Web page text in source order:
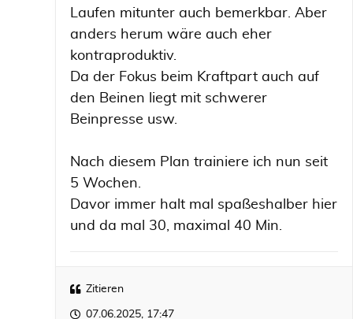
Laufen mitunter auch bemerkbar. Aber
anders herum wäre auch eher
kontraproduktiv.
Da der Fokus beim Kraftpart auch auf
den Beinen liegt mit schwerer
Beinpresse usw.
Nach diesem Plan trainiere ich nun seit
5 Wochen.
Davor immer halt mal spaßeshalber hier
und da mal 30, maximal 40 Min.
Zitieren
07.06.2025, 17:47